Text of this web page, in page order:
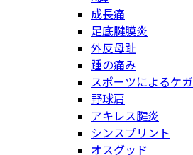
成長痛
足底腱膜炎
外反母趾
踵の痛み
スポーツによるケガ
野球肩
アキレス腱炎
シンスプリント
オスグッド